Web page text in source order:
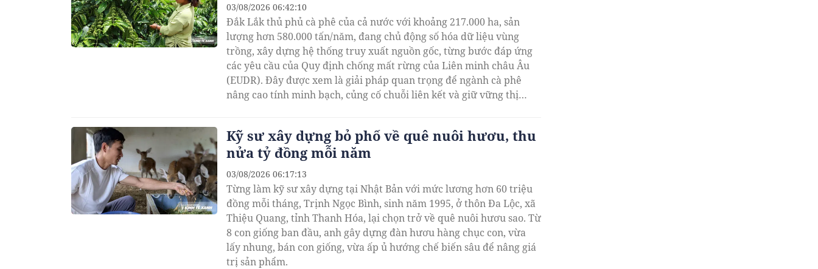
Đắk Lắk thủ phủ cà phê của cả nước với khoảng 217.000 ha, sản
lượng hơn 580.000 tấn/năm, đang chủ động số hóa dữ liệu vùng
trồng, xây dựng hệ thống truy xuất nguồn gốc, từng bước đáp ứng
các yêu cầu của Quy định chống mất rừng của Liên minh châu Âu
(EUDR). Đây được xem là giải pháp quan trọng để ngành cà phê
nâng cao tính minh bạch, củng cố chuỗi liên kết và giữ vững thị
03/08/2026 06:42:10
Kỹ sư xây dựng bỏ phố về quê nuôi hươu, thu
nửa tỷ đồng mỗi năm
Từng làm kỹ sư xây dựng tại Nhật Bản với mức lương hơn 60 triệu
đồng mỗi tháng, Trịnh Ngọc Bình, sinh năm 1995, ở thôn Đa Lộc, xã
Thiệu Quang, tỉnh Thanh Hóa, lại chọn trở về quê nuôi hươu sao. Từ
8 con giống ban đầu, anh gây dựng đàn hươu hàng chục con, vừa
lấy nhung, bán con giống, vừa ấp ủ hướng chế biến sâu để nâng giá
trị sản phẩm.
03/08/2026 06:17:13